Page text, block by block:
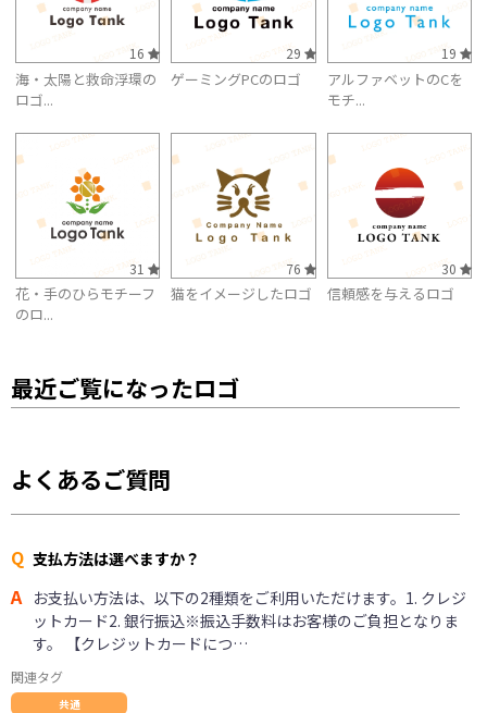
16
海・太陽と救命浮環の
ロゴ...
29
ゲーミングPCのロゴ
19
アルファベットのCを
モチ...
31
花・手のひらモチーフ
のロ...
76
猫をイメージしたロゴ
30
信頼感を与えるロゴ
最近ご覧になったロゴ
よくあるご質問
Q 支払方法は選べますか？
A お支払い方法は、以下の2種類をご利用いただけます。1. クレジ
ットカード2. 銀行振込※振込手数料はお客様のご負担となりま
す。 【クレジットカードにつ…
関連タグ
共通